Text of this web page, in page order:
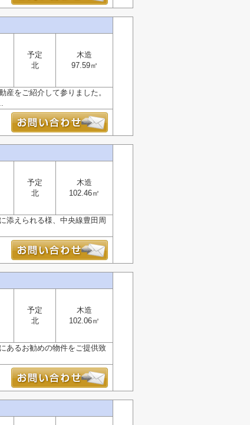
予定
北
木造
97.59㎡
をご紹介して参りました。
予定
北
木造
102.46㎡
添えられる様、中央線豊田周
予定
北
木造
102.06㎡
あるお勧めの物件をご提供致